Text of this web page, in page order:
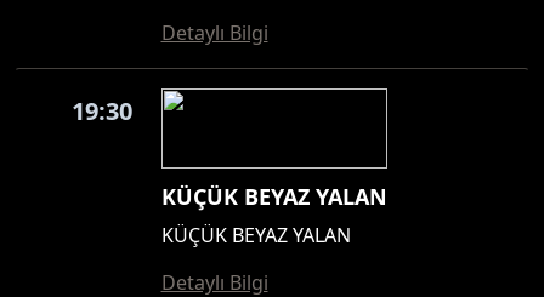
Detaylı Bilgi
19:30
KÜÇÜK BEYAZ YALAN
KÜÇÜK BEYAZ YALAN
Detaylı Bilgi